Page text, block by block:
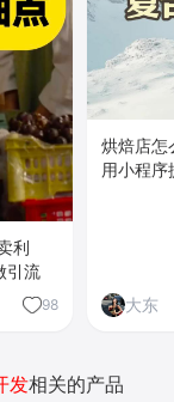
利
引流
98
烘焙店怎
用小程序
大东
发相关的产品